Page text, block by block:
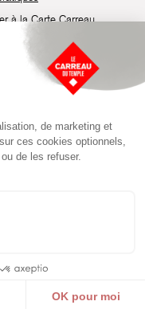
à la Carte Carreau
industrielle de la fin du
en 2014 par la Ville
éclectique